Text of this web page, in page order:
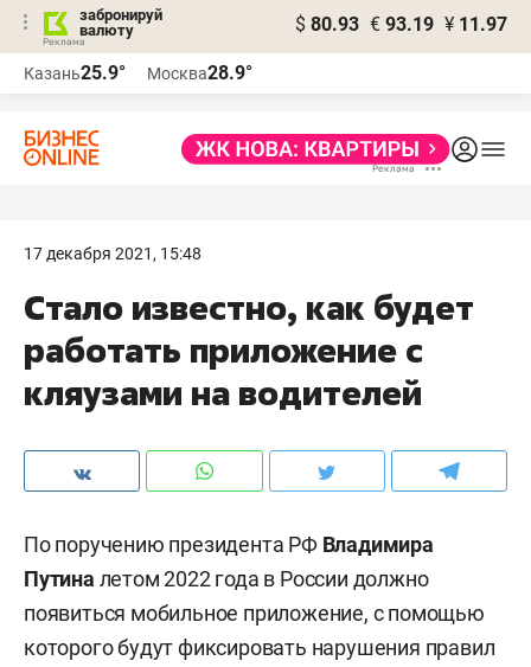
забронируй
валюту
$ 80.93 € 93.19 ¥ 11.97
Казань25.9° Москва28.9°
17 декабря 2021, 15:48
Стало известно, как будет
работать приложение с
кляузами на водителей
По поручению президента РФ Владимира
Путина летом 2022 года в России должно
появиться мобильное приложение, с помощью
которого будут фиксировать нарушения правил